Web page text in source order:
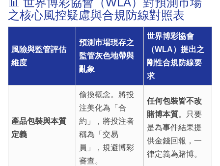
之核心風控疑慮與合規防線對照表
風險與監管評估
維度
預測市場現存之
監管灰色地帶與
亂象
世界博彩協會
（WLA）提出之
剛性合規防線要
求
產品包裝與本質
定義
偷換概念。將投
注美化為「合
約」，將投注者
稱為「交易
員」，規避博彩
審查。
任何包裝皆不改
賭博本質。只要
是為事件結果提
供金錢回報，一
律定義為賭博。